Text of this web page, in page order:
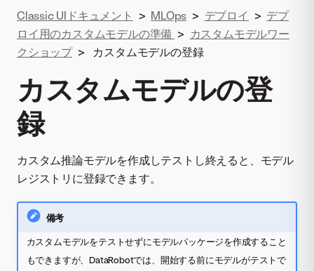
Classic UIドキュメント > MLOps > デプロイ > デプ
ロイ用のカスタムモデルの準備 > カスタムモデルワー
クショップ > カスタムモデルの登録
カスタムモデルの登
録
カスタム推論モデルを作成しテストし終えると、モデル
レジストリに登録できます。
備考
カスタムモデルをテストせずにモデルパッケージを作成すること
もできますが、DataRobotでは、開始する前にモデルがテストで